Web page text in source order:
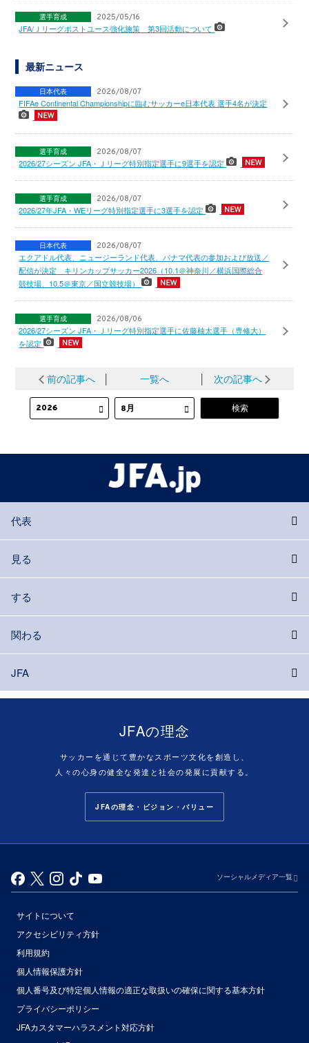
選手育成 2025/05/16
JFA/Ｊリーグポストユース強化施策 第3回活動について
最新ニュース
日本代表 2026/08/07
FIFAe Continental Championshipに臨むサッカーe日本代表 選手4名が決定
選手育成 2026/08/07
2026/27シーズン JFA・Ｊリーグ特別指定選手に9選手を認定
選手育成 2026/08/07
2026/27年JFA・WEリーグ特別指定選手に3選手を認定
日本代表 2026/08/07
エクアドル代表、ニュージーランド代表、パナマ代表の参加および放送／
配信が決定 キリンカップサッカー2026（10.1＠神奈川／横浜国際総合
競技場、10.5＠東京／国立競技場）
選手育成 2026/08/06
2026/27シーズン JFA・Ｊリーグ特別指定選手に佐藤柚太選手（専修大）
を認定
前の記事へ 一覧へ 次の記事へ
代表
見る
する
関わる
JFA
JFAの理念
サッカーを通じて豊かなスポーツ文化を創造し、
人々の心身の健全な発達と社会の発展に貢献する。
JFAの理念・ビジョン・バリュー
ソーシャルメディア一覧
サイトについて
アクセシビリティ方針
利用規約
個人情報保護方針
個人番号及び特定個人情報の適正な取扱いの確保に関する基本方針
プライバシーポリシー
JFAカスタマーハラスメント対応方針